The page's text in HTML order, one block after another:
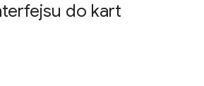
do kart